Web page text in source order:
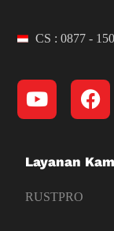
CS : 0877 -
Layanan
RUSTPRO